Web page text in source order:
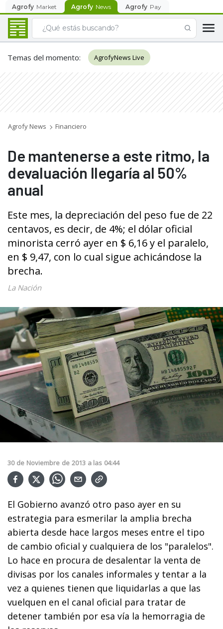
Agrofy Market Agrofy News Agrofy Pay
Temas del momento: AgrofyNews Live
Agrofy News Financiero
De mantenerse a este ritmo, la
devaluación llegaría al 50%
anual
Este mes, la depreciación del peso fue de 22
centavos, es decir, de 4%; el dólar oficial
minorista cerró ayer en $ 6,16 y el paralelo,
en $ 9,47, con lo cual sigue achicándose la
brecha.
La Nación
30 de Noviembre de 2013 a las 04:44
El Gobierno avanzó otro paso ayer en su
estrategia para esmerilar la amplia brecha
abierta desde hace largos meses entre el tipo
de cambio oficial y cualquiera de los "paralelos".
Lo hace en procura de desalentar la venta de
divisas por los canales informales y tentar a la
vez a quienes tienen que liquidarlas a que las
vuelquen en el canal oficial para tratar de
detener también por esa vía la hemorragia de